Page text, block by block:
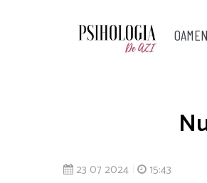
23 07 2024 15:43